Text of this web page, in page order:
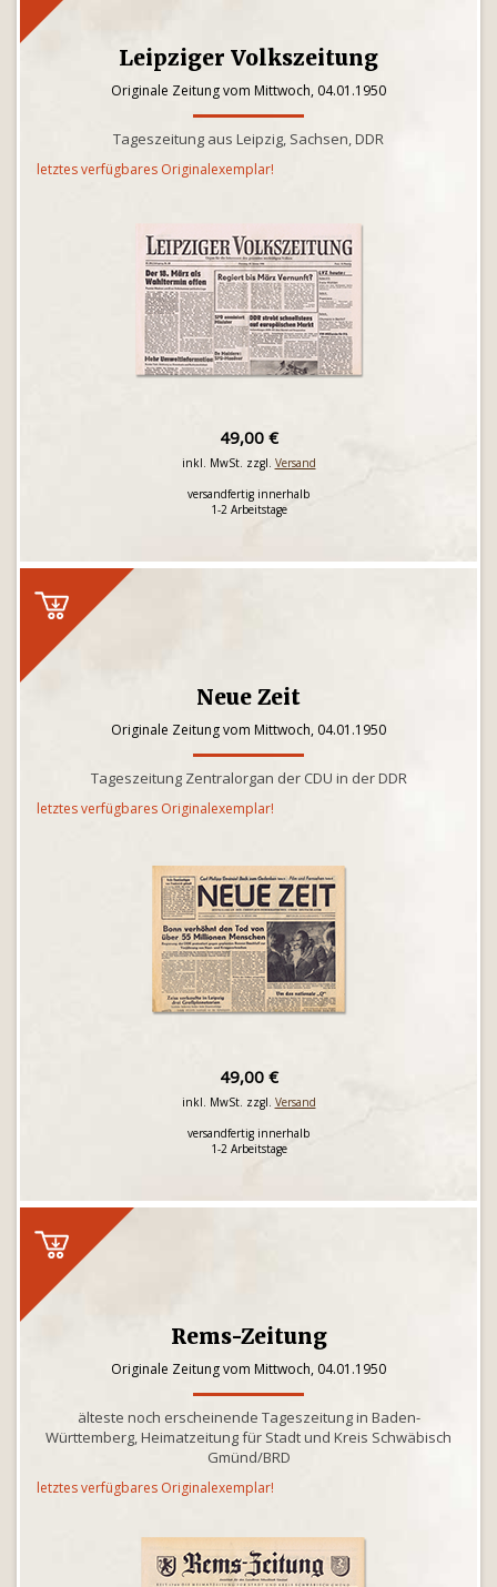
Leipziger Volkszeitung
Originale Zeitung vom Mittwoch, 04.01.1950
Tageszeitung aus Leipzig, Sachsen, DDR
letztes verfügbares Originalexemplar!
49,00 €
inkl. MwSt. zzgl. Versand
versandfertig innerhalb
1-2 Arbeitstage
Neue Zeit
Originale Zeitung vom Mittwoch, 04.01.1950
Tageszeitung Zentralorgan der CDU in der DDR
letztes verfügbares Originalexemplar!
49,00 €
inkl. MwSt. zzgl. Versand
versandfertig innerhalb
1-2 Arbeitstage
Rems-Zeitung
Originale Zeitung vom Mittwoch, 04.01.1950
älteste noch erscheinende Tageszeitung in Baden-
Württemberg, Heimatzeitung für Stadt und Kreis Schwäbisch
Gmünd/BRD
letztes verfügbares Originalexemplar!